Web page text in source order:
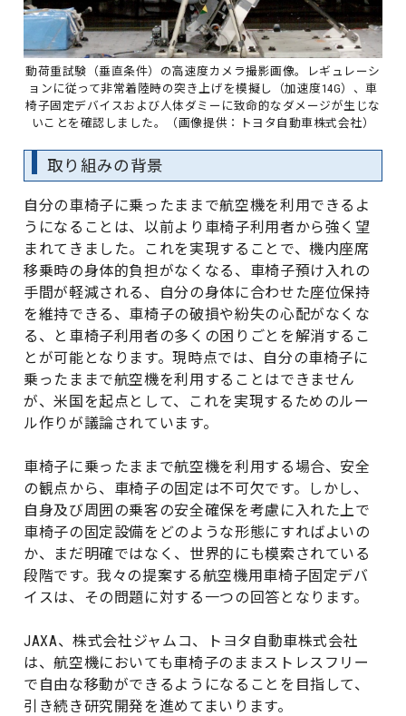
動荷重試験（垂直条件）の高速度カメラ撮影画像。レギュレーシ
ョンに従って非常着陸時の突き上げを模擬し（加速度14G）、車
椅子固定デバイスおよび人体ダミーに致命的なダメージが生じな
いことを確認しました。（画像提供：トヨタ自動車株式会社）
取り組みの背景
自分の車椅子に乗ったままで航空機を利用できるよ
うになることは、以前より車椅子利用者から強く望
まれてきました。これを実現することで、機内座席
移乗時の身体的負担がなくなる、車椅子預け入れの
手間が軽減される、自分の身体に合わせた座位保持
を維持できる、車椅子の破損や紛失の心配がなくな
る、と車椅子利用者の多くの困りごとを解消するこ
とが可能となります。現時点では、自分の車椅子に
乗ったままで航空機を利用することはできません
が、米国を起点として、これを実現するためのルー
ル作りが議論されています。
車椅子に乗ったままで航空機を利用する場合、安全
の観点から、車椅子の固定は不可欠です。しかし、
自身及び周囲の乗客の安全確保を考慮に入れた上で
車椅子の固定設備をどのような形態にすればよいの
か、まだ明確ではなく、世界的にも模索されている
段階です。我々の提案する航空機用車椅子固定デバ
イスは、その問題に対する一つの回答となります。
JAXA、株式会社ジャムコ、トヨタ自動車株式会社
は、航空機においても車椅子のままストレスフリー
で自由な移動ができるようになることを目指して、
引き続き研究開発を進めてまいります。